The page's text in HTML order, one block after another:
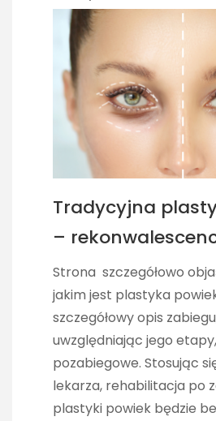
Tradycyjna
–
Strona szczegółowo
jakim jest plastyka
szczegółowy opis
uwzględniając jego
pozabiegowe. Stosując
lekarza, rehabilitacja po
plastyki powiek będzie